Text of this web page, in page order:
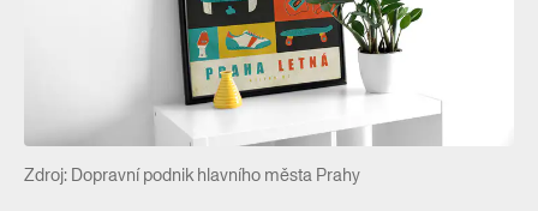
Zdroj: Dopravní podnik hlavního města Prahy